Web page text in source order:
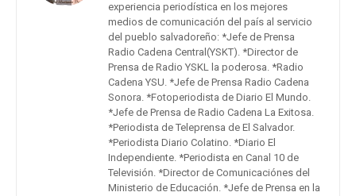
experiencia periodística en los mejores
medios de comunicación del país al servicio
del pueblo salvadoreño: *Jefe de Prensa
Radio Cadena Central(YSKT). *Director de
Prensa de Radio YSKL la poderosa. *Radio
Cadena YSU. *Jefe de Prensa Radio Cadena
Sonora. *Fotoperiodista de Diario El Mundo.
*Jefe de Prensa de Radio Cadena La Exitosa.
*Periodista de Teleprensa de El Salvador.
*Periodista Diario Colatino. *Diario El
Independiente. *Periodista en Canal 10 de
Televisión. *Director de Comunicaciónes del
Ministerio de Educación. *Jefe de Prensa en la